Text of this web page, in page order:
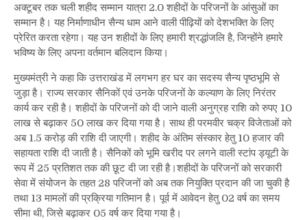
अक्टूबर तक चली शहीद सम्मान यात्रा 2.0 शहीदों के परिजनों के आंसुओं का
सम्मान है। यह निर्माणाधीन सैन्य धाम आने वाली पीढ़ियों को देशभक्ति के लिए
प्रेरित करता रहेगा। यह उन शहीदों के लिए हमारी श्रद्धांजलि है, जिन्होंने हमारे
भविष्य के लिए अपना वर्तमान बलिदान किया।
मुख्यमंत्री ने कहा कि उत्तराखंड में लगभग हर घर का सदस्य सैन्य पृष्ठभूमि से
जुड़ा है। राज्य सरकार सैनिकों एवं उनके परिजनों के कल्याण के लिए निरंतर
कार्य कर रही है। शहीदों के परिजनों को दी जाने वाली अनुग्रह राशि को रुपए 10
लाख से बढ़ाकर 50 लाख कर दिया गया है। साथ ही परमवीर चक्र विजेताओं को
अब 1.5 करोड़ की राशि दी जाएगी। शहीद के अंतिम संस्कार हेतु 10 हजार की
सहायता राशि दी जाती है। सैनिकों को भूमि खरीद पर लगने वाली स्टांप ड्यूटी के
रूप में 25 प्रतिशत तक की छूट दी जा रही है।शहीदों के परिजनों को सरकारी
सेवा में संयोजन के तहत 28 परिजनों को अब तक नियुक्ति प्रदान की जा चुकी है
तथा 13 मामलों की प्रक्रिया गतिमान है। पूर्व में आवेदन हेतु 02 वर्ष का समय
सीमा थी, जिसे बढ़ाकर 05 वर्ष कर दिया गया है।